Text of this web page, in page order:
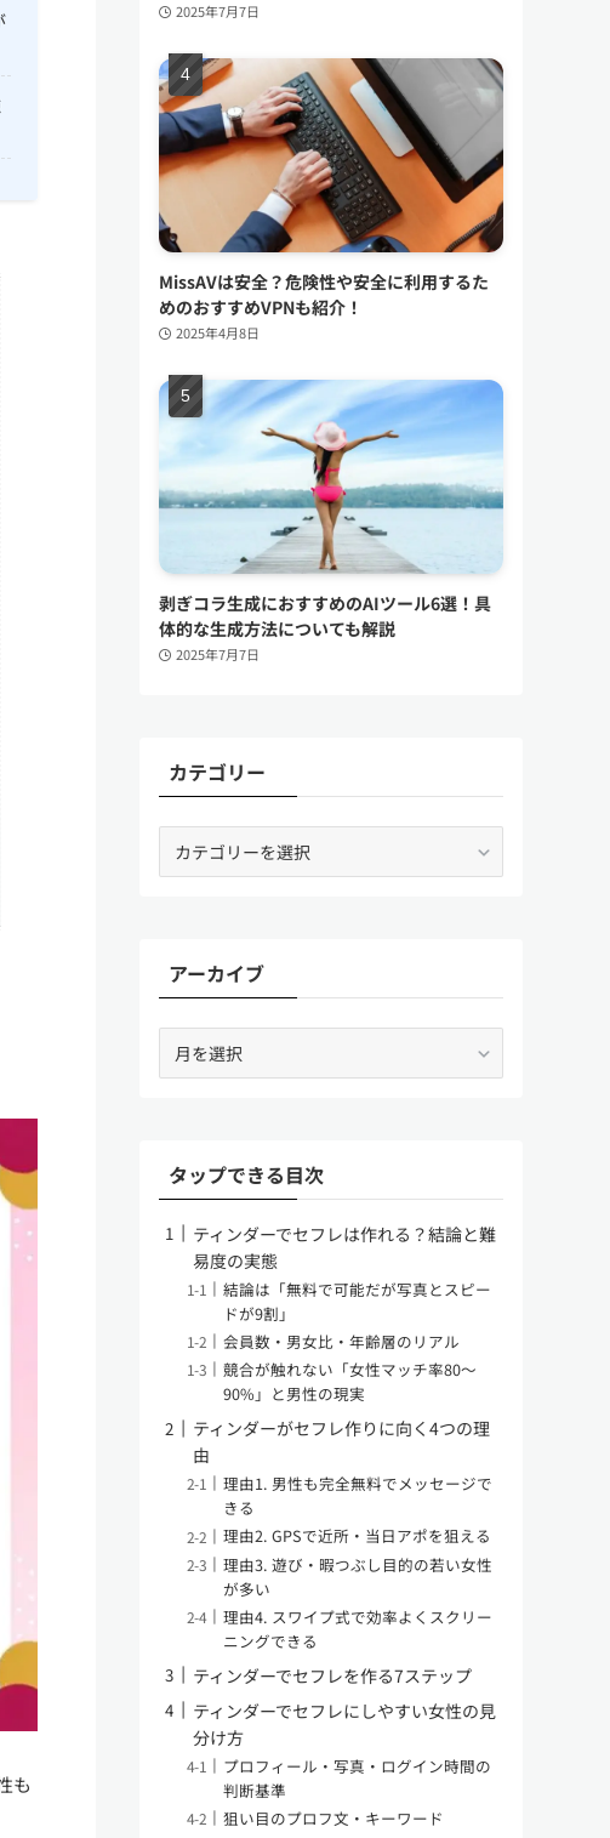
も
2025年7月7日
MissAVは安全？危険性や安全に利用するた
めのおすすめVPNも紹介！
2025年4月8日
剥ぎコラ生成におすすめのAIツール6選！具
体的な生成方法についても解説
2025年7月7日
カテゴリー
アーカイブ
タップできる目次
ティンダーでセフレは作れる？結論と難
易度の実態
結論は「無料で可能だが写真とスピー
ドが9割」
会員数・男女比・年齢層のリアル
競合が触れない「女性マッチ率80〜
90%」と男性の現実
ティンダーがセフレ作りに向く4つの理
由
理由1. 男性も完全無料でメッセージで
きる
理由2. GPSで近所・当日アポを狙える
理由3. 遊び・暇つぶし目的の若い女性
が多い
理由4. スワイプ式で効率よくスクリー
ニングできる
ティンダーでセフレを作る7ステップ
ティンダーでセフレにしやすい女性の見
分け方
プロフィール・写真・ログイン時間の
判断基準
狙い目のプロフ文・キーワード